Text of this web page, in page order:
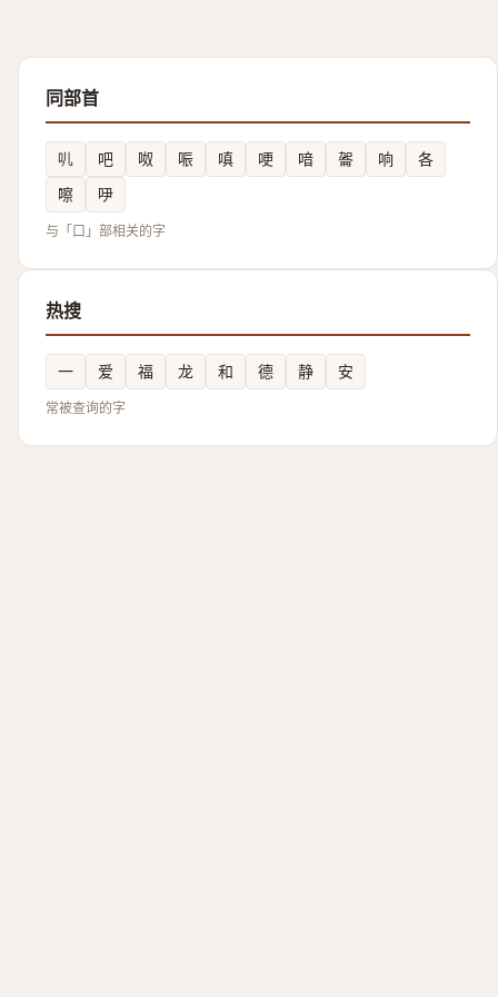
同部首
䶷 吧 呶 㖘 嗔 哽 喑 嗧 响
各
嚓
吚
与「口」部相关的字
热搜
一 爱 福 龙 和 德 静 安
常被查询的字